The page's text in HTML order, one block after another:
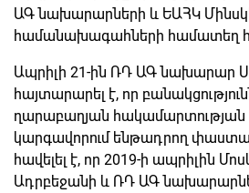
ԱԳ նախարարների և ԵԱՀԿ
համանախագահների համատեղ
Ապրիլի 21-ին ՌԴ ԱԳ նախարար
հայտարարել է, որ
ղարաբաղյան հակամարտության
կարգավորում ենթադրող
հավելել է, որ 2019-ի ապրիլին
Ադրբեջանի և ՌԴ ԱԳ